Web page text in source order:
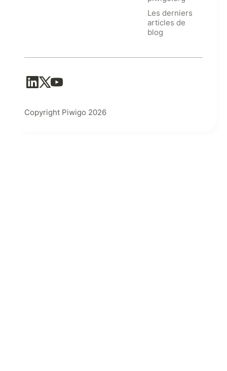
Les derniers
articles de
blog
Copyright Piwigo 2026